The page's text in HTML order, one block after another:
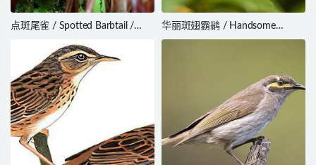
点斑尾雀 / Spotted Barbtail /
华丽斑翅霸鹟 / Handsome
Flycatcher / Nephelomyias